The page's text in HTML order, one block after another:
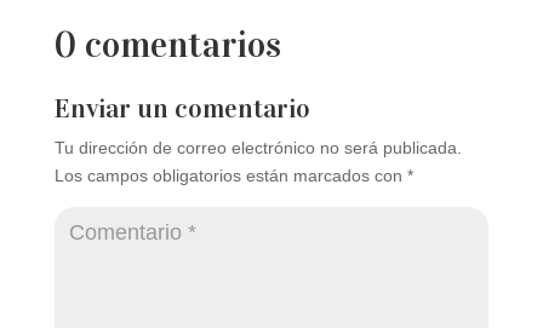
0 comentarios
Enviar un comentario
Tu dirección de correo electrónico no será publicada.
Los campos obligatorios están marcados con *